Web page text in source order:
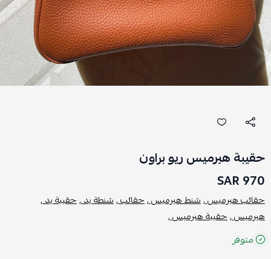
حقيبة هيرميس ريو براون
970 SAR
حقائب هيرميس ,شنط هيرميس ,حقائب ,شنطة يد ,حقيبة يد ,
هيرميس ,حقيبة هيرميس ,
متوفر